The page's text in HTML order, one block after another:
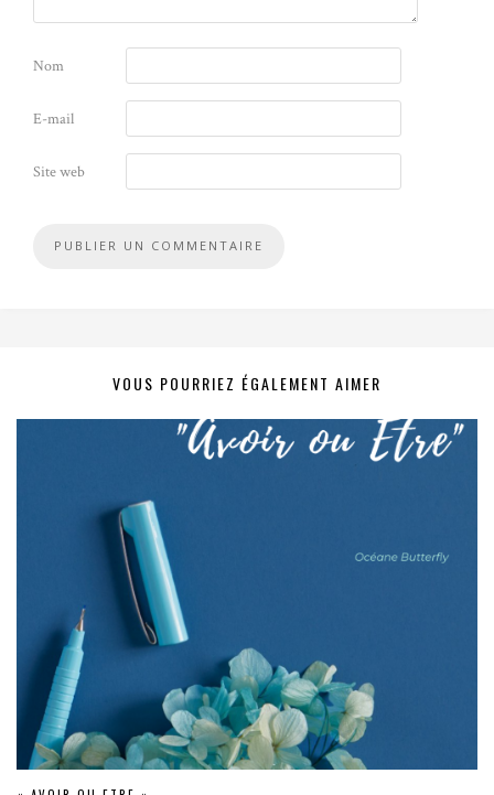
Nom
E-mail
Site web
VOUS POURRIEZ ÉGALEMENT AIMER